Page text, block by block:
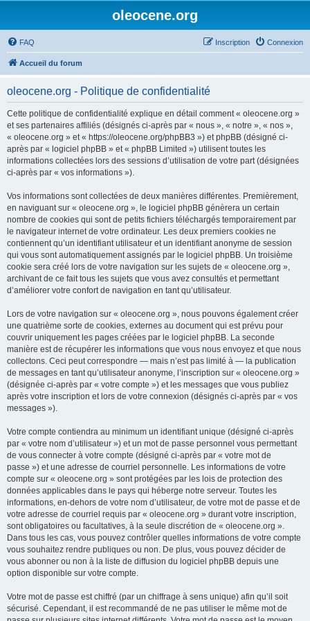
oleocene.org
FAQ Connexion
Inscription
Accueil du forum
oleocene.org - Politique de confidentialité
Cette politique de confidentialité explique en détail comment « oleocene.org »
et ses partenaires affiliés (désignés ci-après par « nous », « notre », « nos »,
« oleocene.org » et « https://oleocene.org/phpBB3 ») et phpBB (désigné ci-
après par « logiciel phpBB » et « phpBB Limited ») utilisent toutes les
informations collectées lors des sessions d’utilisation de votre part (désignées
ci-après par « vos informations »).
Vos informations sont collectées de deux manières différentes. Premièrement,
en naviguant sur « oleocene.org », le logiciel phpBB génèrera un certain
nombre de cookies qui sont de petits fichiers téléchargés temporairement par
le navigateur internet de votre ordinateur. Les deux premiers cookies ne
contiennent qu’un identifiant utilisateur et un identifiant anonyme de session
qui vous sont automatiquement assignés par le logiciel phpBB. Un troisième
cookie sera créé lors de votre navigation sur les sujets de « oleocene.org »,
archivant de ce fait tous les sujets que vous avez consultés et permettant
d’améliorer votre confort de navigation en tant qu’utilisateur.
Lors de votre navigation sur « oleocene.org », nous pouvons également créer
une quatrième sorte de cookies, externes au document qui est prévu pour
couvrir uniquement les pages créées par le logiciel phpBB. La seconde
manière est de récupérer les informations que vous nous envoyez et que nous
collectons. Ceci peut correspondre — mais n’est pas limité à — la publication
de messages en tant qu’utilisateur anonyme, l’inscription sur « oleocene.org »
(désignée ci-après par « votre compte ») et les messages que vous publiez
après votre inscription et lors de votre connexion (désignés ci-après par « vos
messages »).
Votre compte contiendra au minimum un identifiant unique (désigné ci-après
par « votre nom d’utilisateur ») et un mot de passe personnel vous permettant
de vous connecter à votre compte (désigné ci-après par « votre mot de
passe ») et une adresse de courriel personnelle. Les informations de votre
compte sur « oleocene.org » sont protégées par les lois de protection des
données applicables dans le pays qui héberge notre serveur. Toutes les
informations, en-dehors de votre nom d’utilisateur, de votre mot de passe et de
votre adresse de courriel requis par « oleocene.org » durant votre inscription,
sont obligatoires ou facultatives, à la seule discrétion de « oleocene.org ».
Dans tous les cas, vous pouvez contrôler quelles informations de votre compte
vous souhaitez rendre publiques ou non. De plus, vous pouvez décider de
vous abonner ou non à la liste de diffusion du logiciel phpBB depuis une
option disponible sur votre compte.
Votre mot de passe est chiffré (par un chiffrage à sens unique) afin qu’il soit
sécurisé. Cependant, il est recommandé de ne pas utiliser le même mot de